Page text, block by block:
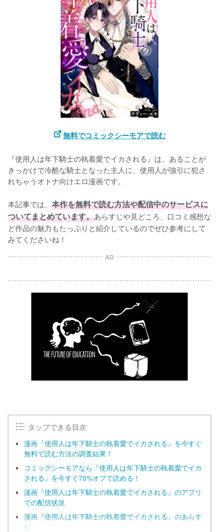
無料でコミックシーモアで読む
『使用人は年下騎士の執着愛でイカされる』は、あることが
きっかけで冷酷な騎士となった主人に、使用人が強引に犯さ
れちゃうオトナ向けエロ漫画です。
本記事では、 本作を無料で読む方法や配信中のサービスに
ついてまとめています。あらすじや見どころ、口コミ感想な
ど作品の魅力もたっぷりと紹介しているのでぜひ参考にして
みてくださいね！
AD
タップできる目次
漫画『使用人は年下騎士の執着愛でイカされる』を今すぐ
無料で読む方法の調査結果！
コミックシーモアなら『使用人は年下騎士の執着愛でイカ
される』を今すぐ70%オフで読める！
漫画『使用人は年下騎士の執着愛でイカされる』のアプリ
での配信状況
漫画『使用人は年下騎士の執着愛でイカされる』のあらす
じ